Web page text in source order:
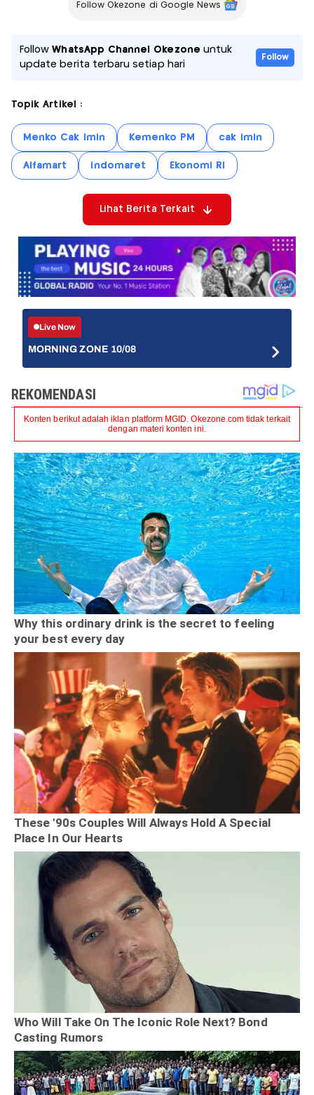
Follow Okezone di Google News
FollowWhatsApp Channel Okezone untuk
update berita terbaru setiap hari
Follow
Topik Artikel :
Menko Cak Imin Kemenko PM cak imin
Alfamart indomaret Ekonomi RI
Lihat Berita Terkait
Live Now
MORNING ZONE 10/08